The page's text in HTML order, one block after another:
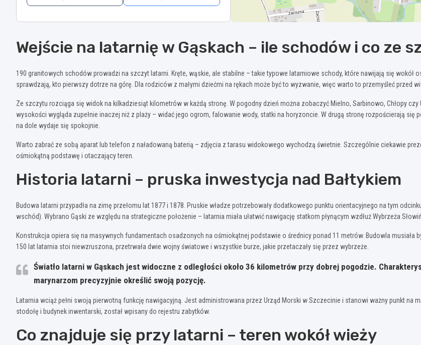
Wejście na latarnię w Gąskach – ile schodów i co ze
190 granitowych schodów prowadzi na szczyt latarni. Kręte, wąskie, ale stabilne – takie typowe latarniowe schody, które nawijają się wokół
sprawdzają, kto pierwszy dotrze na górę. Dla rodziców z małymi dziećmi na rękach może być to wyzwanie, więc warto to przemyśleć przed
Ze szczytu rozciąga się widok na kilkadziesiąt kilometrów w każdą stronę. W pogodny dzień można zobaczyć Mielno, Sarbinowo, Chłopy
wysokości wygląda zupełnie inaczej niż z plaży – widać jego ogrom, falowanie wody, statki na horyzoncie. W drugą stronę rozpościerają się
na dole wydaje się spokojnie.
Warto zabrać ze sobą aparat lub telefon z naładowaną baterią – zdjęcia z tarasu widokowego wychodzą świetnie. Szczególnie ciekawie
ośmiokątną podstawę i otaczający teren.
Historia latarni – pruska inwestycja nad Bałtykiem
Budowa latarni przypadła na zimę przełomu lat 1877 i 1878. Pruskie władze potrzebowały dodatkowego punktu orientacyjnego na tym
wschód). Wybrano Gąski ze względu na strategiczne położenie – latarnia miała ułatwić nawigację statkom płynącym wzdłuż Wybrzeża
Konstrukcja opiera się na masywnych fundamentach osadzonych na ośmiokątnej podstawie o średnicy ponad 11 metrów. Budowla musiała
150 lat latarnia stoi niewzruszona, przetrwała dwie wojny światowe i wszystkie burze, jakie przetaczały się przez wybrzeże.
Światło latarni w Gąskach jest widoczne z odległości około 36 kilometrów przy dobrej pogodzie.
marynarzom precyzyjnie określić swoją pozycję.
Latarnia wciąż pełni swoją pierwotną funkcję nawigacyjną. Jest administrowana przez Urząd Morski w Szczecinie i stanowi ważny punkt na
stodołę i budynek inwentarski, został wpisany do rejestru zabytków.
Co znajduje się przy latarni – teren wokół wieży